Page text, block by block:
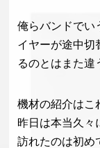
俺らバンドでい
イヤーが途中切
るのとはまた違
機材の紹介はこ
昨日は本当久々
訪れたのは初め